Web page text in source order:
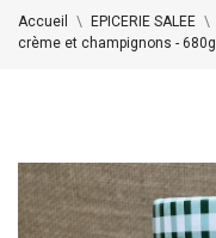
Accueil EPICERIE SALEE
crème et champignons - 680g